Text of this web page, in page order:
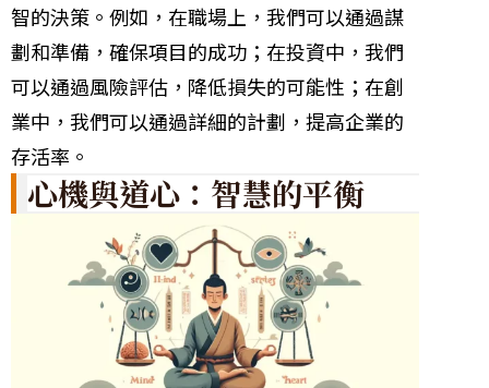
智的決策。例如，在職場上，我們可以通過謀
劃和準備，確保項目的成功；在投資中，我們
可以通過風險評估，降低損失的可能性；在創
業中，我們可以通過詳細的計劃，提高企業的
存活率。
心機與道心：智慧的平衡